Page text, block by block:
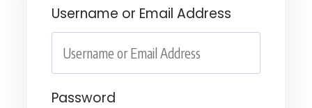
Username or Email Address
Password